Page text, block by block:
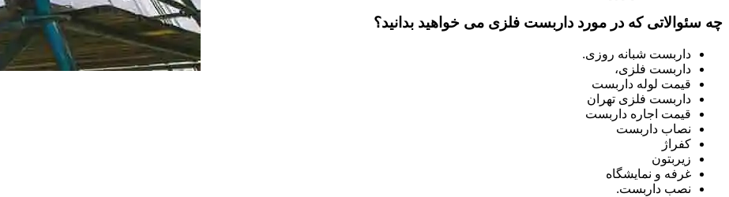
چه سئوالاتی که در مورد داربست فلزی می خواهید بدانید؟
داربست شبانه روزی.
داربست فلزی،
قیمت لوله داربست
داربست فلزی تهران
قیمت اجاره داربست
نصاب داربست
کفراژ
زیربتون
غرفه و نمایشگاه
نصب داربست.